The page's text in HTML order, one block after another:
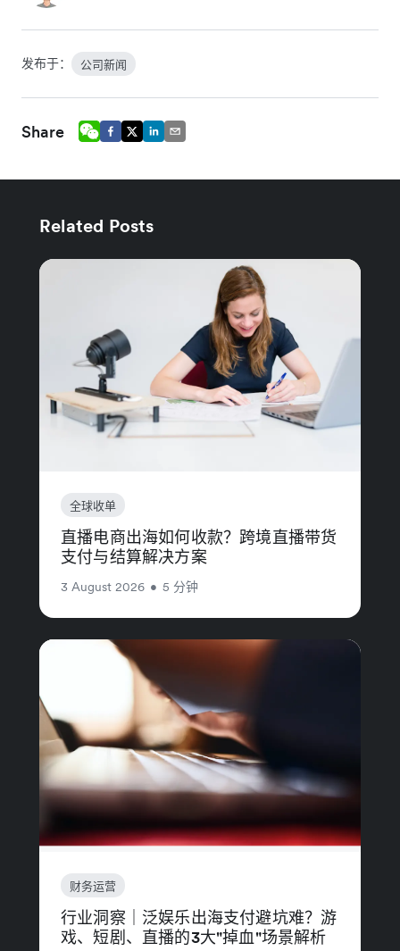
发布于： 公司新闻
Share
Related Posts
全球收单
直播电商出海如何收款？跨境直播带货
支付与结算解决方案
3 August 2026 • 5 分钟
财务运营
行业洞察｜泛娱乐出海支付避坑难？游
戏、短剧、直播的3大"掉血"场景解析